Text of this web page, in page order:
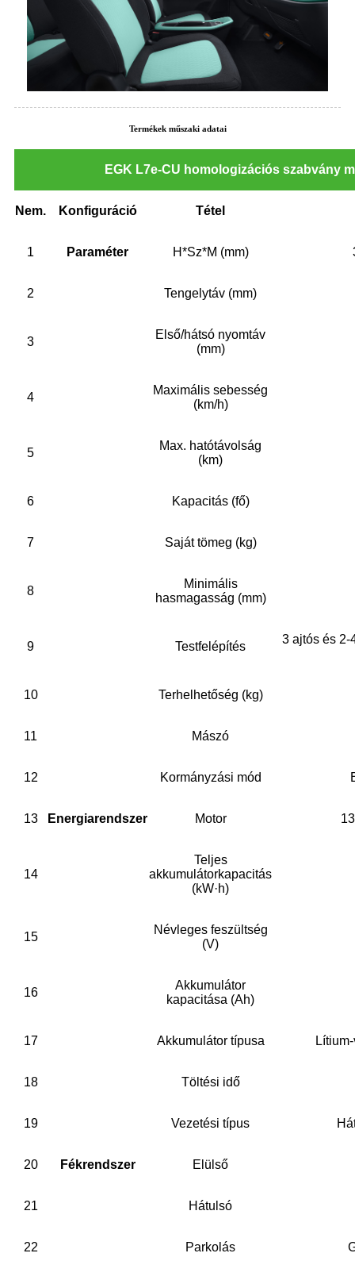
Termékek műszaki adatai
EGK L7e-CU homologizációs szabvány
Nem. Konfiguráció Tétel
1 Paraméter H*Sz*M (mm)
2 Tengelytáv (mm)
3
Első/hátsó nyomtáv
(mm)
4
Maximális sebesség
(km/h)
5
Max. hatótávolság
(km)
6 Kapacitás (fő)
7 Saját tömeg (kg)
8
Minimális
hasmagasság (mm)
9 Testfelépítés
3 ajtós és 2-
10 Terhelhetőség (kg)
11 Mászó
12 Kormányzási mód
13 Energiarendszer Motor
14
Teljes
akkumulátorkapacitás
(kW·h)
15
Névleges feszültség
(V)
16
Akkumulátor
kapacitása (Ah)
17 Akkumulátor típusa
18 Töltési idő
19 Vezetési típus
20 Fékrendszer Elülső
21 Hátulsó
22 Parkolás